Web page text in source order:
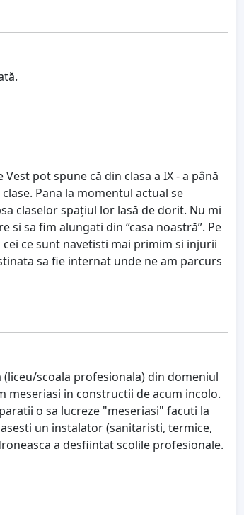
pot spune că din clasa a IX - a până
Pana la momentul actual se
claselor spațiul lor lasă de dorit. Nu mi
sa fim alungati din “casa noastră”. Pe
ce sunt navetisti mai primim si injurii
sa fie internat unde ne am parcurs
scoala profesionala) din domeniul
meseriasi in constructii de acum incolo.
o sa lucreze "meseriasi" facuti la
un instalator (sanitaristi, termice,
a desfiintat scolile profesionale.